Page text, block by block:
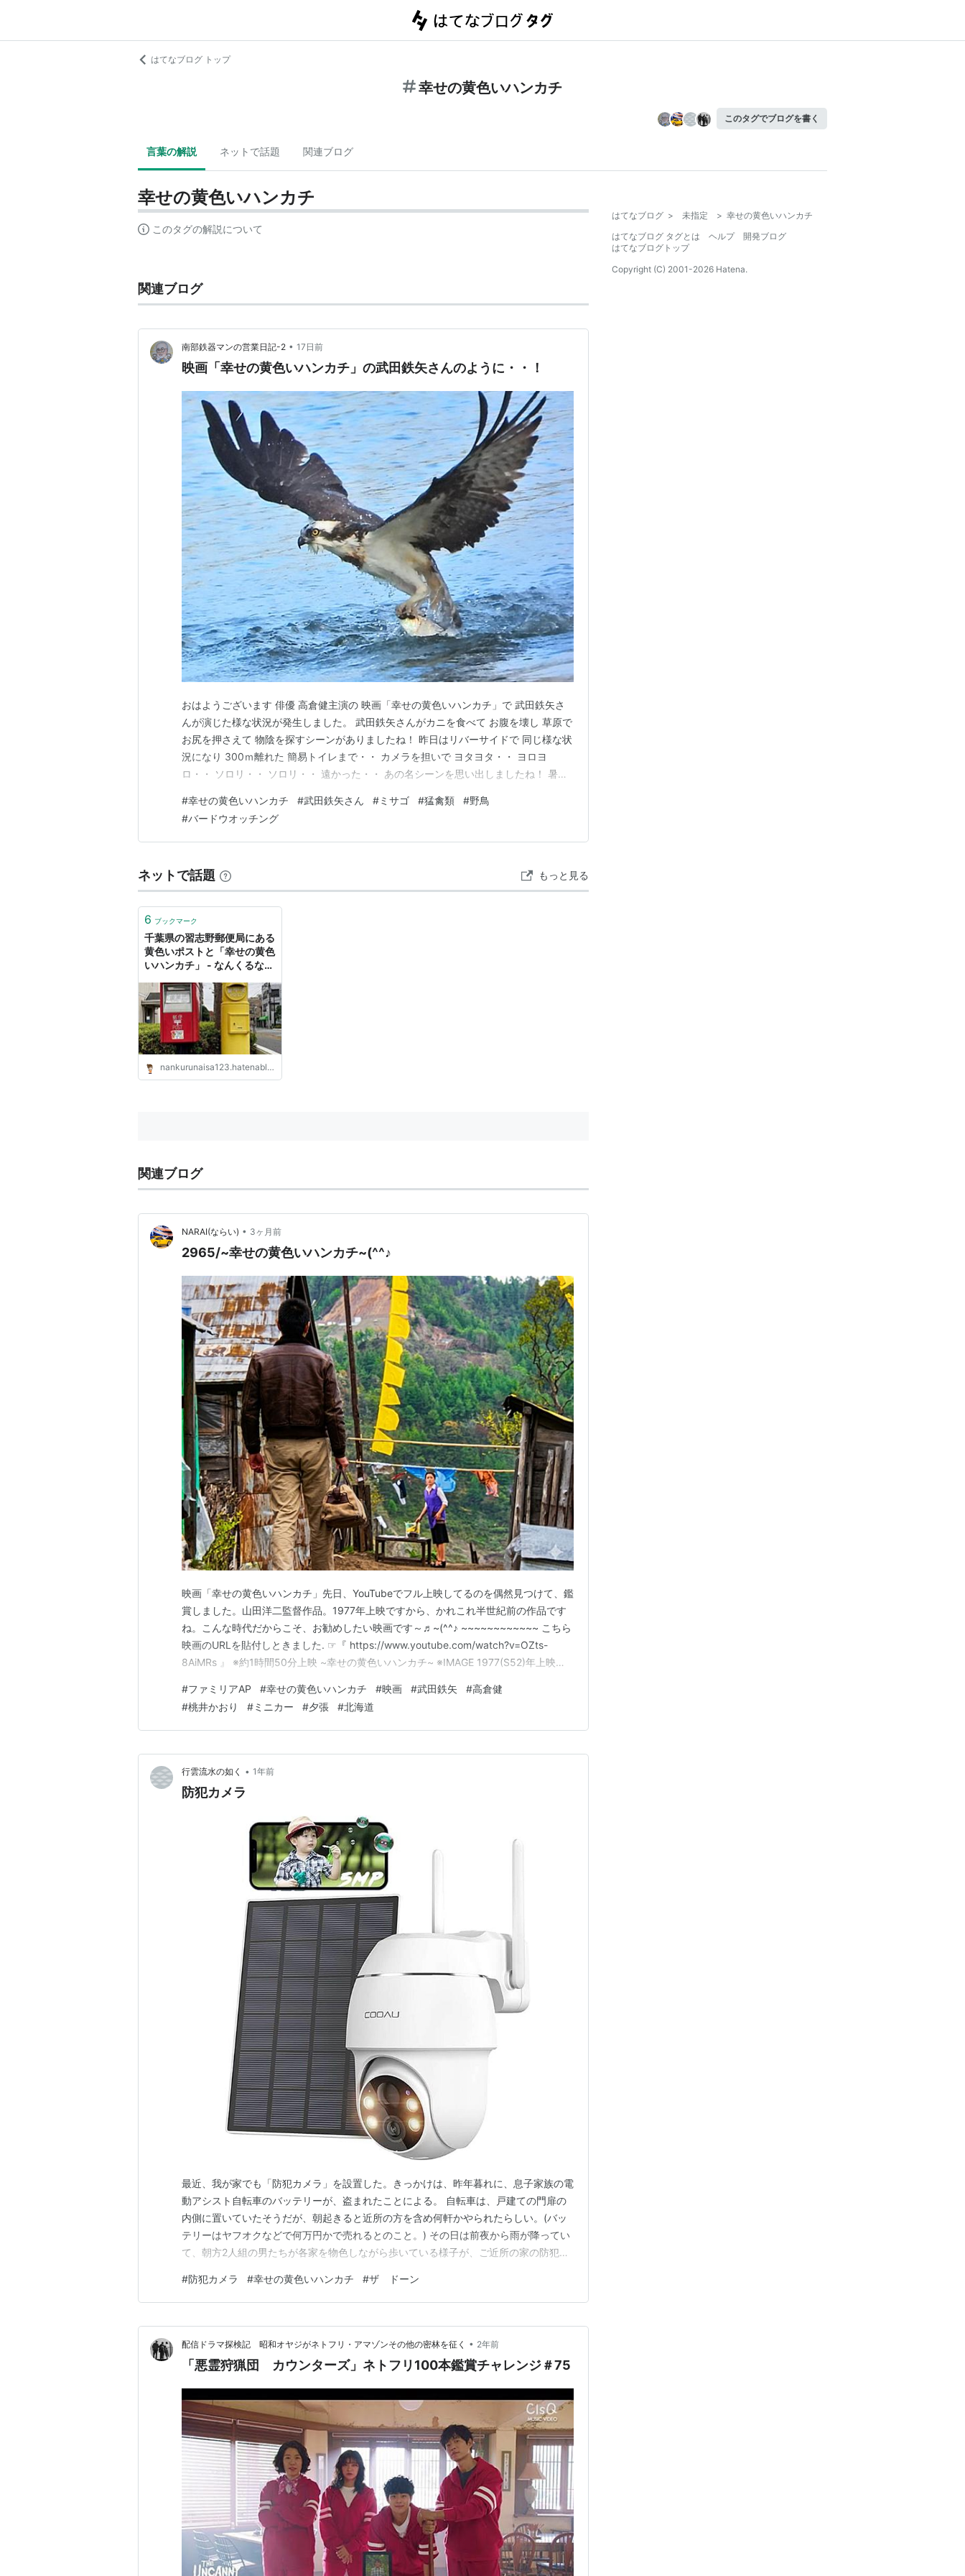
はてなブログ トップ
幸せの黄色いハンカチ
このタグでブログを書く
言葉の解説 ネットで話題 関連ブログ
幸せの黄色いハンカチ
このタグの解説について
関連ブログ
南部鉄器マンの営業日記-2 • 17日前
映画「幸せの黄色いハンカチ」の武田鉄矢さんのように・・！
おはようございます 俳優 高倉健主演の 映画「幸せの黄色いハンカチ」で 武田鉄矢さ
んが演じた様な状況が発生しました。 武田鉄矢さんがカニを食べて お腹を壊し 草原で
お尻を押さえて 物陰を探すシーンがありましたね！ 昨日はリバーサイドで 同じ様な状
況になり 300ｍ離れた 簡易トイレまで・・ カメラを担いで ヨタヨタ・・ ヨロヨ
ロ・・ ソロリ・・ ソロリ・・ 遠かった・・ あの名シーンを思い出しましたね！ 暑い
は「ついていない」と「ケツ断」して 「撤収」！ よって過去pictureです。 本日も南
部鉄器マンのブログ…
#幸せの黄色いハンカチ #武田鉄矢さん #ミサゴ #猛禽類 #野鳥
#バードウオッチング
ネットで話題 もっと見る
6 ブックマーク
千葉県の習志野郵便局にある
黄色いポストと「幸せの黄色
いハンカチ」 - なんくるない
nankurunaisa123.hatenablog.com
関連ブログ
NARAI(ならい) • 3ヶ月前
2965/~幸せの黄色いハンカチ~(^^♪
映画「幸せの黄色いハンカチ」先日、YouTubeでフル上映してるのを偶然見つけて、鑑
賞しました。山田洋二監督作品。1977年上映ですから、かれこれ半世紀前の作品です
ね。こんな時代だからこそ、お勧めしたい映画です～♬~(^^♪ ~~~~~~~~~~~~ こちら
映画のURLを貼付しときました. ☞『 https://www.youtube.com/watch?v=OZts-
8AiMRs 』 ※約1時間50分上映 ~幸せの黄色いハンカチ~ ※IMAGE 1977(S52)年上映さ
は映画内のインスト曲なので特別にテーマ曲は…
#ファミリアAP #幸せの黄色いハンカチ #映画 #武田鉄矢 #高倉健
#桃井かおり #ミニカー #夕張 #北海道
行雲流水の如く • 1年前
防犯カメラ
最近、我が家でも「防犯カメラ」を設置した。きっかけは、昨年暮れに、息子家族の電
動アシスト自転車のバッテリーが、盗まれたことによる。 自転車は、戸建ての門扉の
内側に置いていたそうだが、朝起きると近所の方を含め何軒かやられたらしい。(バッ
テリーはヤフオクなどで何万円かで売れるとのこと。) その日は前夜から雨が降ってい
て、朝方2人組の男たちが各家を物色しながら歩いている様子が、ご近所の家の防犯カ
来事であった。もちろん警察にも届け出たが、残念ながら犯人はまだ見つかっていな
い。 結果、息子家族でも防犯カメラを設置したという話を…
#防犯カメラ #幸せの黄色いハンカチ #ザ ドーン
配信ドラマ探検記 昭和オヤジがネトフリ・アマゾンその他の密林を征く • 2年前
「悪霊狩猟団 カウンターズ」ネトフリ100本鑑賞チャレンジ＃75
はてなブログ > 未指定 > 幸せの黄色いハンカチ
はてなブログ タグとは
ヘルプ
開発ブログ
はてなブログトップ
Copyright (C) 2001-2026 Hatena.